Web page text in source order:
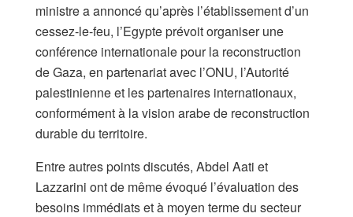
ministre a annoncé qu’après l’établissement d’un
cessez-le-feu, l’Egypte prévoit organiser une
conférence internationale pour la reconstruction
de Gaza, en partenariat avec l’ONU, l’Autorité
palestinienne et les partenaires internationaux,
conformément à la vision arabe de reconstruction
durable du territoire.
Entre autres points discutés, Abdel Aati et
Lazzarini ont de même évoqué l’évaluation des
besoins immédiats et à moyen terme du secteur